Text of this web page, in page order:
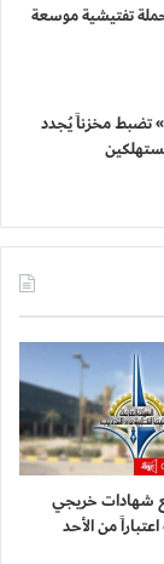
مخالفاً في حملة تفتيشية موسعة
تضبط مخزناً يُجدد
شهادات خريجي
من الأحد